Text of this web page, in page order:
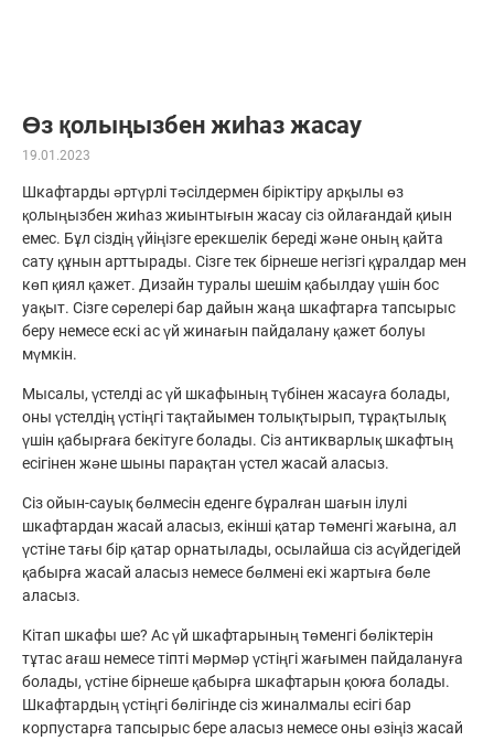
Өз қолыңызбен жиһаз жасау
19.01.2023
Шкафтарды әртүрлі тәсілдермен біріктіру арқылы өз
қолыңызбен жиһаз жиынтығын жасау сіз ойлағандай қиын
емес. Бұл сіздің үйіңізге ерекшелік береді және оның қайта
сату құнын арттырады. Сізге тек бірнеше негізгі құралдар мен
көп қиял қажет. Дизайн туралы шешім қабылдау үшін бос
уақыт. Сізге сөрелері бар дайын жаңа шкафтарға тапсырыс
беру немесе ескі ас үй жинағын пайдалану қажет болуы
мүмкін.
Мысалы, үстелді ас үй шкафының түбінен жасауға болады,
оны үстелдің үстіңгі тақтайымен толықтырып, тұрақтылық
үшін қабырғаға бекітуге болады. Сіз антикварлық шкафтың
есігінен және шыны парақтан үстел жасай аласыз.
Сіз ойын-сауық бөлмесін еденге бұралған шағын ілулі
шкафтардан жасай аласыз, екінші қатар төменгі жағына, ал
үстіне тағы бір қатар орнатылады, осылайша сіз асүйдегідей
қабырға жасай аласыз немесе бөлмені екі жартыға бөле
аласыз.
Кітап шкафы ше? Ас үй шкафтарының төменгі бөліктерін
тұтас ағаш немесе тіпті мәрмәр үстіңгі жағымен пайдалануға
болады, үстіне бірнеше қабырға шкафтарын қоюға болады.
Шкафтардың үстіңгі бөлігінде сіз жиналмалы есігі бар
корпустарға тапсырыс бере аласыз немесе оны өзіңіз жасай